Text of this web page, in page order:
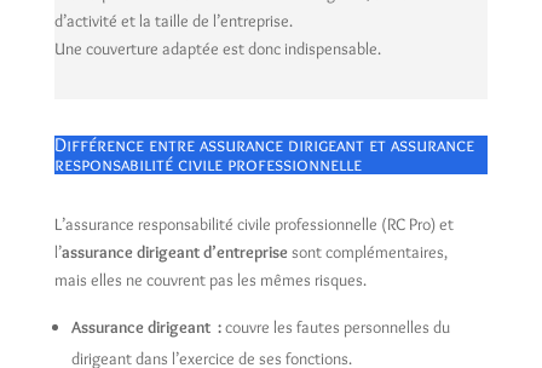
d’activité et la taille de l’entreprise.
Une couverture adaptée est donc indispensable.
Différence entre assurance dirigeant et assurance
responsabilité civile professionnelle
L’assurance responsabilité civile professionnelle (RC Pro) et
l’assurance dirigeant d’entreprisesont complémentaires,
mais elles ne couvrent pas les mêmes risques.
Assurance dirigeant :couvre les fautes personnelles du
dirigeant dans l’exercice de ses fonctions.